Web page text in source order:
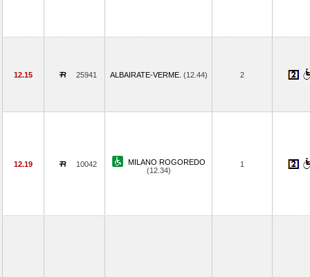
12.15 25941 ALBAIRATE-VERME. (12.44) 2
12.19 10042
MILANO ROGOREDO
(12.34)
1